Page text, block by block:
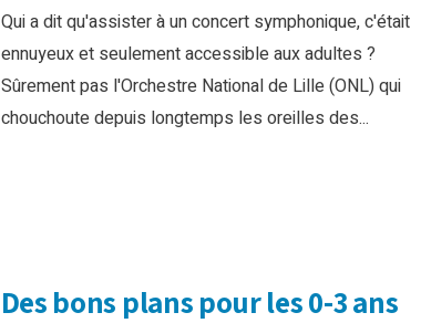
Qui a dit qu'assister à un concert symphonique, c'était
ennuyeux et seulement accessible aux adultes ?
Sûrement pas l'Orchestre National de Lille (ONL) qui
chouchoute depuis longtemps les oreilles des...
Des bons plans pour les 0-3 ans